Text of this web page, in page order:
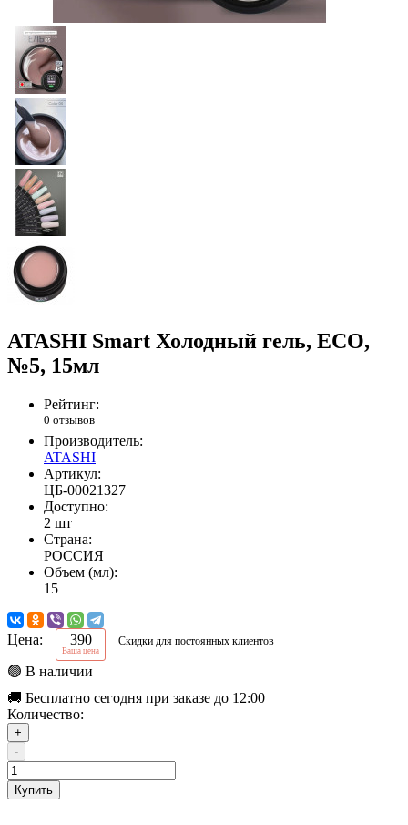
ATASHI Smart Холодный гель, ECO,
№5, 15мл
Рейтинг:
0 отзывов
Производитель:
ATASHI
Артикул:
ЦБ-00021327
Доступно:
2 шт
Страна:
РОССИЯ
Объем (мл):
15
Цена: 390
Ваша цена
Скидки для постоянных клиентов
🟢 В наличии
🚚 Бесплатно сегодня при заказе до 12:00
Количество:
+
-
Купить